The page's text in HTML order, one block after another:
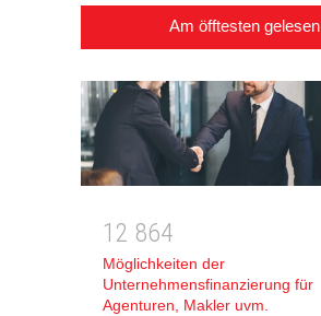
Am öfftesten gelesen
1 2 864
Möglichkeiten der
Unternehmensfinanzierung für
Agenturen, Makler uvm.